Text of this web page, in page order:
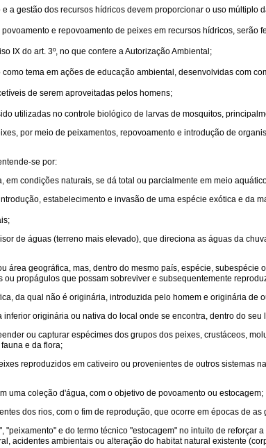
a gestão dos recursos hídricos devem proporcionar o uso múltiplo
e repovoamento de peixes em recursos hídricos, serão
IX do art. 3º, no que confere a Autorização Ambiental;
tema em ações de educação ambiental, desenvolvidas com
de serem aproveitadas pelos homens;
utilizadas no controle biológico de larvas de mosquitos,
por meio de peixamentos, repovoamento e introdução de
se por:
condições naturais, se dá total ou parcialmente em meio
estabelecimento e invasão de uma espécie exótica e da
de águas (terreno mais elevado), que direciona as águas da
área geográfica, mas, dentro do mesmo país, espécie,
propágulos que possam sobreviver e subsequentemente
da qual não é originária, introduzida pelo homem e originária
originária ou nativa do local onde se encontra, dentro do seu
ou capturar espécimes dos grupos dos peixes, crustáceos,
e da flora;
reproduzidos em cativeiro ou provenientes de outros sistemas
uma coleção d'água, com o objetivo de povoamento ou estocagem;
dos rios, com o fim de reprodução, que ocorre em épocas de
e do termo técnico "estocagem" no intuito de
acidentes ambientais ou alteração do habitat natural existente